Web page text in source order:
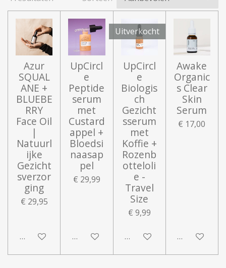
Azur
SQUAL
ANE +
BLUEBE
RRY
Face Oil
|
Natuurl
ijke
Gezicht
sverzor
ging
€ 29,95
In winkelwagen
UpCircl
e
Peptide
serum
met
Custard
appel +
Bloedsi
naasap
pel
€ 29,99
In winkelwagen
Uitverkocht
UpCircl
e
Biologis
ch
Gezicht
sserum
met
Koffie +
Rozenb
otteloli
e -
Travel
Size
€ 9,99
Houd mij op de hoogte
Awake
Organic
s Clear
Skin
Serum
€ 17,00
In